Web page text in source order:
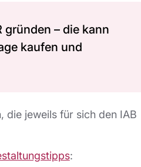
gründen – die kann
kaufen und
die jeweils für sich den IAB
: